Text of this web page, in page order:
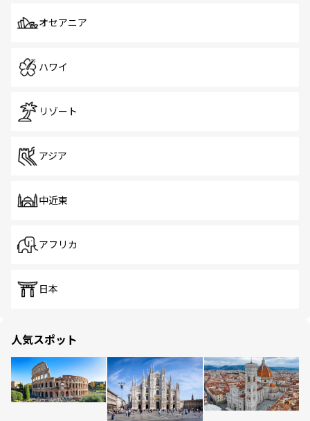
オセアニア
ハワイ
リゾート
アジア
中近東
アフリカ
日本
人気スポット